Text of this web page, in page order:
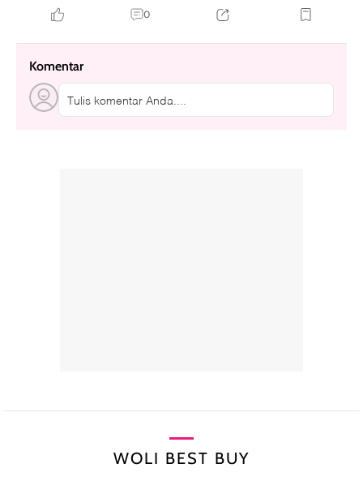
0
Komentar
Tulis komentar Anda....
WOLI BEST BUY